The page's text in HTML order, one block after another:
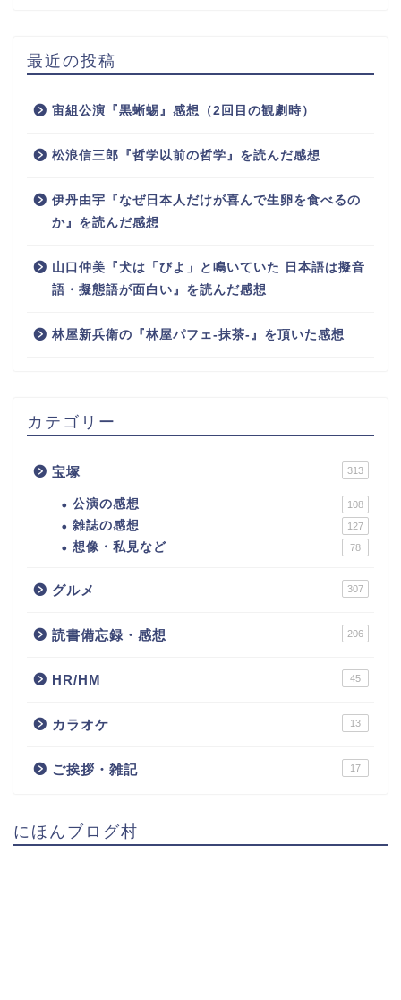
最近の投稿
宙組公演『黒蜥蜴』感想（2回目の観劇時）
松浪信三郎『哲学以前の哲学』を読んだ感想
伊丹由宇『なぜ日本人だけが喜んで生卵を食べるの
か』を読んだ感想
山口仲美『犬は「びよ」と鳴いていた 日本語は擬音
語・擬態語が面白い』を読んだ感想
林屋新兵衛の『林屋パフェ-抹茶-』を頂いた感想
カテゴリー
宝塚 313
公演の感想 108
雑誌の感想 127
想像・私見など 78
グルメ 307
読書備忘録・感想 206
HR/HM 45
カラオケ 13
ご挨拶・雑記 17
にほんブログ村